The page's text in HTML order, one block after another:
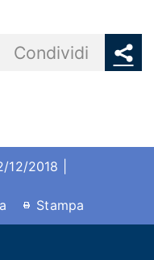
Condividi
2018 |
Stampa